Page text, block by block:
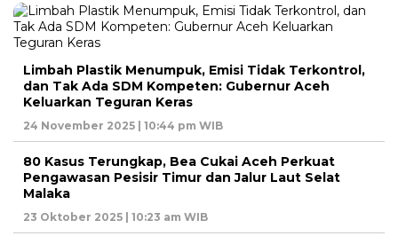
Limbah Plastik Menumpuk, Emisi Tidak Terkontrol,
dan Tak Ada SDM Kompeten: Gubernur Aceh
Keluarkan Teguran Keras
24 November 2025 | 10:44 pm WIB
80 Kasus Terungkap, Bea Cukai Aceh Perkuat
Pengawasan Pesisir Timur dan Jalur Laut Selat
Malaka
23 Oktober 2025 | 10:23 am WIB